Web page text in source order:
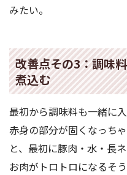
みたい。
改善点その3：調味
煮込む
最初から調味料も一緒に
赤身の部分が固くなっち
と、最初に豚肉・水・長
お肉がトロトロになるそう